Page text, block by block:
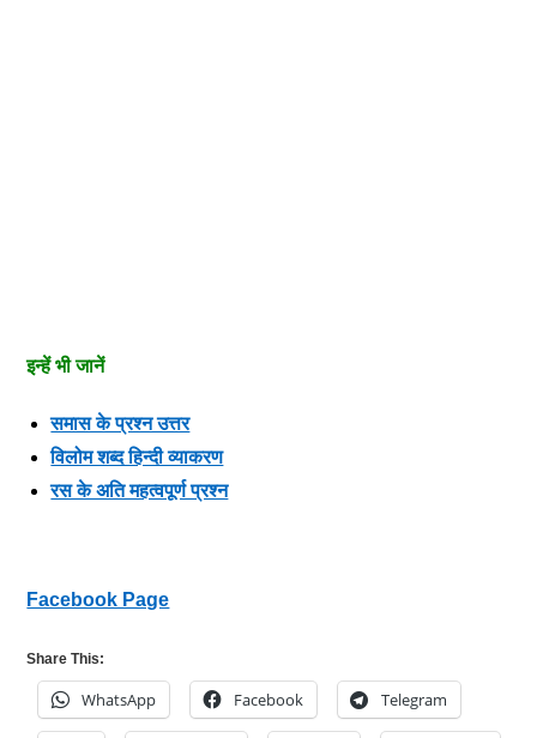
इन्हें भी जानें
समास के प्रश्न उत्तर
विलोम शब्द हिन्दी व्याकरण
रस के अति महत्वपूर्ण प्रश्न
Facebook Page
Share This:
WhatsApp Facebook Telegram